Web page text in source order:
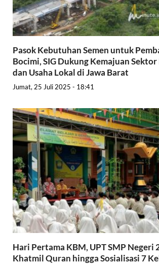
Pasok Kebutuhan Semen untuk
Bocimi, SIG Dukung Kemajuan
dan Usaha Lokal di Jawa Barat
Jumat, 25 Juli 2025 - 18:41
Hari Pertama KBM, UPT SMP Negeri
Khatmil Quran hingga Sosialisasi 7